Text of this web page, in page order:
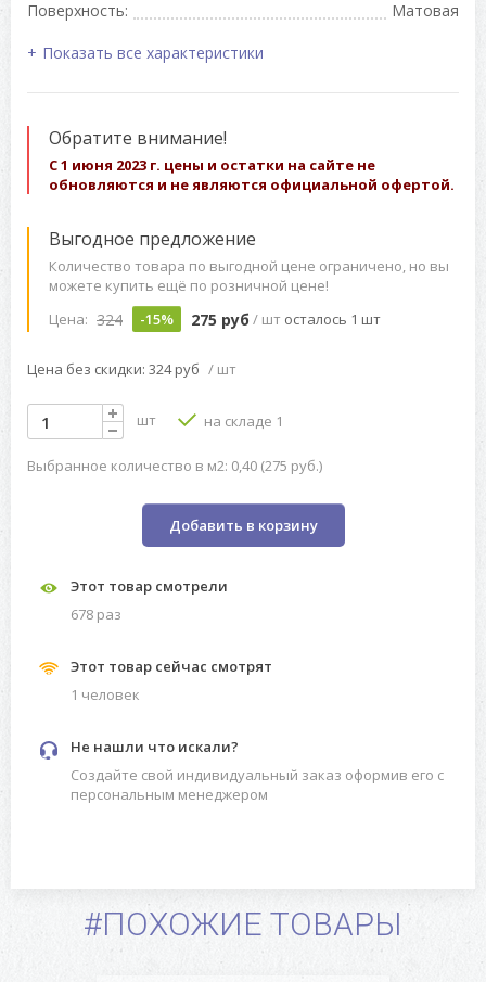
Поверхность:
Матовая
Показать все характеристики
Обратите внимание!
С 1 июня 2023 г. цены и остатки на сайте не
обновляются и не являются официальной офертой.
Выгодное предложение
Количество товара по выгодной цене ограничено, но вы
можете купить ещё по розничной цене!
Цена: 324 -15% 275 руб / шт осталось 1 шт
Цена без скидки: 324 руб / шт
шт на складе 1
Выбранное количество в м2: 0,40 (275 руб.)
Добавить в корзину
Этот товар смотрели
678 раз
Этот товар сейчас смотрят
1 человек
Не нашли что искали?
Создайте свой индивидуальный заказ оформив его с
персональным менеджером
#ПОХОЖИЕ ТОВАРЫ